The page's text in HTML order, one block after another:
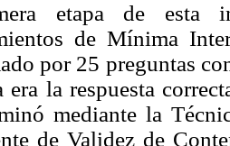
etapa de esta
de Mínima
por 25 preguntas
era la respuesta
mediante la
de Validez de